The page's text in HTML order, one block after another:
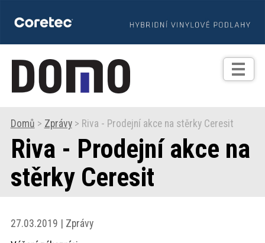
TIPY
Zprávy
Praxe
Fotogalerie
Produkty
Domů > Zprávy> Riva - Prodejní akce na stěrky Ceresit
Riva - Prodejní akce na
stěrky Ceresit
27.03.2019 | Zprávy